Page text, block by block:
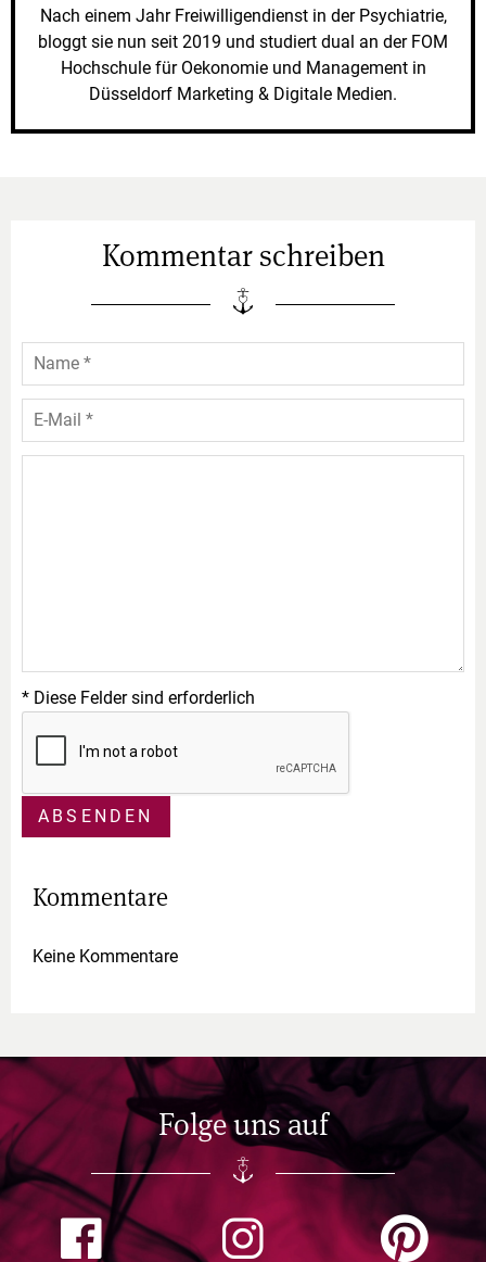
Nach einem Jahr Freiwilligendienst in der Psychiatrie,
bloggt sie nun seit 2019 und studiert dual an der FOM
Hochschule für Oekonomie und Management in
Düsseldorf Marketing & Digitale Medien.
Kommentar schreiben
* Diese Felder sind erforderlich
ABSENDEN
Kommentare
Keine Kommentare
Folge uns auf